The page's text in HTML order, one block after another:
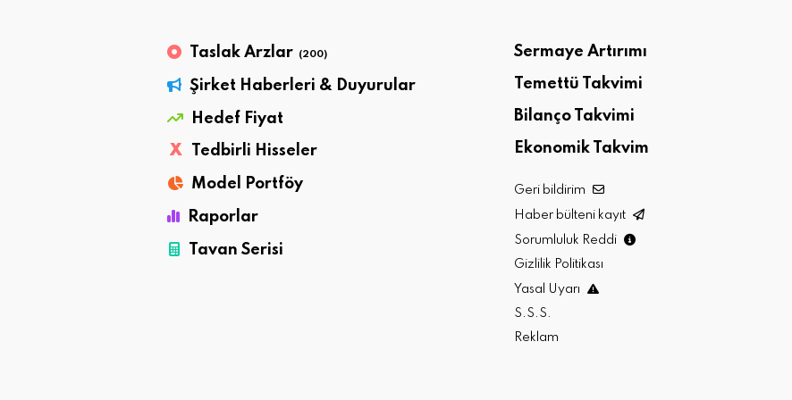
Taslak Arzlar (200)
Şirket Haberleri & Duyurular
Hedef Fiyat
X
Tedbirli Hisseler
Model Portföy
Raporlar
Tavan Serisi
Sermaye Artırımı
Temettü Takvimi
Bilanço Takvimi
Ekonomik Takvim
Geri bildirim
Haber bülteni kayıt
Sorumluluk Reddi
Gizlilik Politikası
Yasal Uyarı
S.S.S.
Reklam